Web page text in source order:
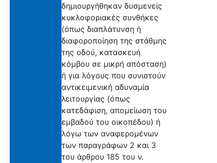
δημιουργήθηκαν δυσμενείς
κυκλοφοριακές συνθήκες
(όπως διαπλάτυνση ή
διαφοροποίηση της στάθμης
της οδού, κατασκευή
κόμβου σε μικρή απόσταση)
ή για λόγους που συνιστούν
αντικειμενική αδυναμία
λειτουργίας (όπως
κατεδάφιση, απομείωση του
εμβαδού του οικοπέδου) ή
λόγω των αναφερομένων
των παραγράφων 2 και 3
του άρθρου 185 του ν.